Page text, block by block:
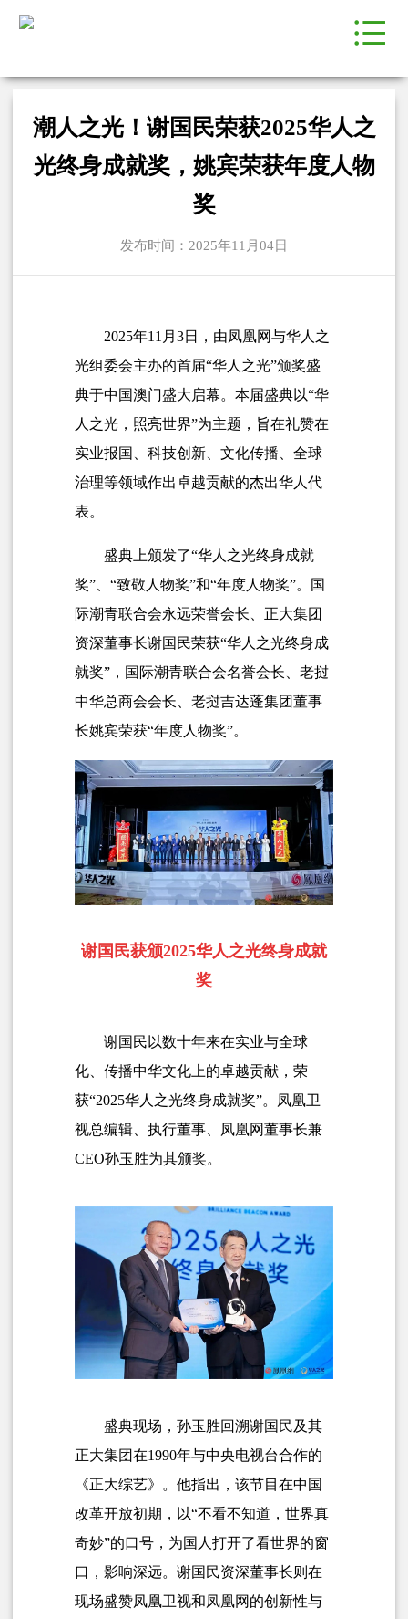
潮人之光！谢国民荣获2025华人之
光终身成就奖，姚宾荣获年度人物
奖
发布时间：2025年11月04日
2025年11月3日，由凤凰网与华人之
光组委会主办的首届“华人之光”颁奖盛
典于中国澳门盛大启幕。 本届盛典以“华
人之光，照亮世界”为主题，旨在礼赞在
实业报国、科技创新、文化传播、全球
治理等领域作出卓越贡献的杰出华人代
表。
盛典上颁发了“华人之光终身成就
奖”、“致敬人物奖”和“年度人物奖”。国
际潮青联合会永远荣誉会长、正大集团
资深董事长谢国民荣获“华人之光终身成
就奖”，国际潮青联合会名誉会长、老挝
中华总商会会长、老挝吉达蓬集团董事
长姚宾荣获“年度人物奖”。
谢国民获颁2025华人之光终身成就
奖
谢国民以数十年来在实业与全球
化、传播中华文化上的卓越贡献，荣
获“2025华人之光终身成就奖”。凤凰卫
视总编辑、执行董事、凤凰网董事长兼
CEO孙玉胜为其颁奖。
盛典现场，孙玉胜回溯谢国民及其
正大集团在1990年与中央电视台合作的
《正大综艺》。他指出，该节目在中国
改革开放初期，以“不看不知道，世界真
奇妙”的口号，为国人打开了看世界的窗
口，影响深远。谢国民资深董事长则在
现场盛赞凤凰卫视和凤凰网的创新性与